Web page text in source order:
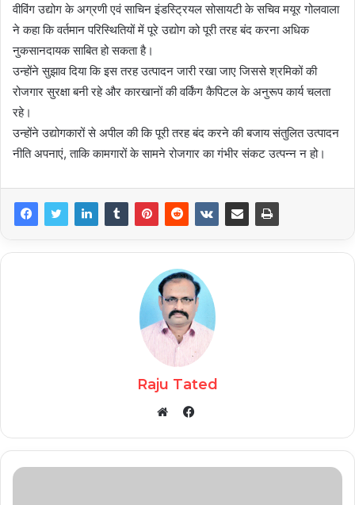
वीविंग उद्योग के अग्रणी एवं साचिन इंडस्ट्रियल सोसायटी के सचिव मयूर गोलवाला
ने कहा कि वर्तमान परिस्थितियों में पूरे उद्योग को पूरी तरह बंद करना अधिक
नुकसानदायक साबित हो सकता है।
उन्होंने सुझाव दिया कि इस तरह उत्पादन जारी रखा जाए जिससे श्रमिकों की
रोजगार सुरक्षा बनी रहे और कारखानों की वर्किंग कैपिटल के अनुरूप कार्य चलता
रहे।
उन्होंने उद्योगकारों से अपील की कि पूरी तरह बंद करने की बजाय संतुलित उत्पादन
नीति अपनाएं, ताकि कामगारों के सामने रोजगार का गंभीर संकट उत्पन्न न हो।
Raju Tated
Facebook